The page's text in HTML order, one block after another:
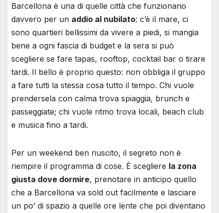
Barcellona è una di quelle città che funzionano
davvero per un addio al nubilato: c’è il mare, ci
sono quartieri bellissimi da vivere a piedi, si mangia
bene a ogni fascia di budget e la sera si può
scegliere se fare tapas, rooftop, cocktail bar o tirare
tardi. Il bello è proprio questo: non obbliga il gruppo
a fare tutti la stessa cosa tutto il tempo. Chi vuole
prendersela con calma trova spiaggia, brunch e
passeggiate; chi vuole ritmo trova locali, beach club
e musica fino a tardi.
Per un weekend ben riuscito, il segreto non è
riempire il programma di cose. È scegliere la zona
giusta dove dormire, prenotare in anticipo quello
che a Barcellona va sold out facilmente e lasciare
un po’ di spazio a quelle ore lente che poi diventano